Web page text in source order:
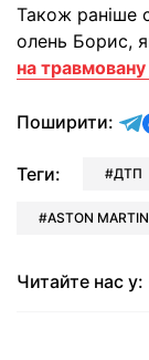
Також раніше
олень Борис,
на травмовану
Поширити:
Теги: ДТП
ASTON MARTIN
Читайте нас у: